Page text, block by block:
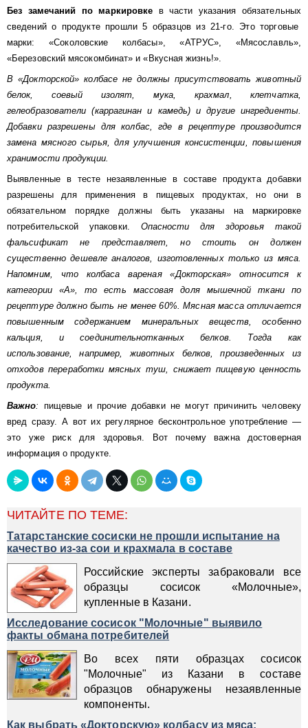
Без замечаний по маркировке в части указания обязательных
сведений о продукте прошли 5 образцов из 21-го. Это торговые
марки: «Соколовские колбасы», «АТРУС», «Мясославль»,
«Березовский мясокомбинат» и «Вкусная жизнь!».
В «Докторской» колбасе не должны присутствовать животный
белок, соевый изолят, мука, крахмал, клетчатка,
гелеобразователи (каррагинан и камедь) и другие ингредиенты.
Добавки разрешены для колбас, где в рецептуре производится
замена мясного сырья, для улучшения консистенции, повышения
хранимости продукции.
Выявленные в тесте незаявленные в составе продукта добавки
разрешены для применения в пищевых продуктах, но они в
обязательном порядке должны быть указаны на маркировке
потребительской упаковки. Опасности для здоровья такой
фальсификат не представляет, но стоить он должен
существенно дешевле аналогов, изготовленных только из мяса.
Напомним, что колбаса вареная «Докторская» относится к
категории «А», то есть массовая доля мышечной ткани по
рецептуре должно быть не менее 60%. Мясная масса отличается
повышенным содержанием минеральных веществ, особенно
кальция, и соединительнотканных белков. Тогда как
использование, например, животных белков, произведенных из
отходов переработки мясных туш, снижает пищевую ценность
продукта.
Важно: пищевые и прочие добавки не могут причинить человеку
вред сразу. А вот их регулярное бесконтрольное употребление —
это уже риск для здоровья. Вот почему важна достоверная
информация о продукте.
ЧИТАЙТЕ ПО ТЕМЕ:
Татарстанские сосиски не прошли испытание на
качество из-за сои и крахмала в составе
Российские эксперты забраковали все
образцы сосисок «Молочные»,
купленные в Казани.
Исследование сосисок "Молочные" выявило
факты обмана потребителей
Во всех пяти образцах сосисок
"Молочные" из Казани в составе
образцов обнаружены незаявленные
компоненты.
Как выбрать «Докторскую» колбасу из мяса: